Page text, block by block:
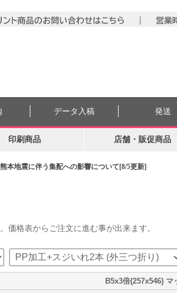
本地震に伴う集配への影響について[8/5更新]
データ入稿 発送
印刷商品 店舗・販促商品
価格表からご注文に進む事が出来ます。
B5x3倍(257x546)